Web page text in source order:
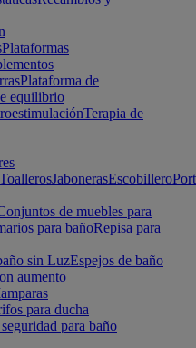
Plataformas
Plataforma de
equilibrio
Terapia de
ToallerosJabonerasEscobillero
de muebles para
para bañoRepisa para
sin LuzEspejos de baño
aumento
para ducha
para baño